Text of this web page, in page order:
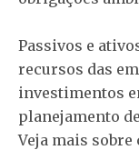
Passivos e
recursos das
investimentos
planejamento
Veja mais sobre